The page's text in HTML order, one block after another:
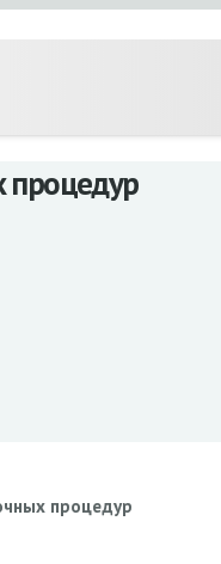
процедур
процедур